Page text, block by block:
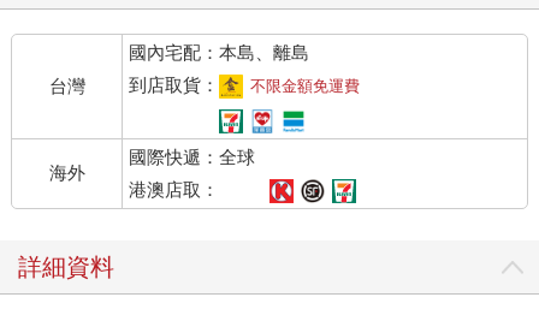
個要花一整年交付的承諾。
2016年，是非常辛苦的一年。我有半年以上的時間都在出差的路
上，剩餘時間，每天都要花14個小時來做《5分鐘商學院》。
但是，一切都有了回報。一年後，這門課程已經有了14萬名學
員。
五年後的今天，這門課程已經有46萬人加入。
這也就意味著，有32萬名學員是在課程正式結束之後加入的，這
更令我高興。
期延續下去的事情，於是，在這門課程中，我講述了一些商業的
底層邏輯，因為只有底層邏輯才有生命力。在面臨變化的時候，
台灣
國內宅配：本島、離島
到店取貨：
不限金額免運費
海外
國際快遞：全球
港澳店取：
詳細資料